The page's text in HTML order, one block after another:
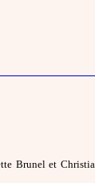
Brunel et